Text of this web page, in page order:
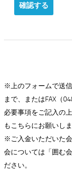
※上のフォームで送
まで、またはFAX（
必要事項をご記入の
もこちらにお願いしま
※ご入金いただいた
会については「囲む
ださい。